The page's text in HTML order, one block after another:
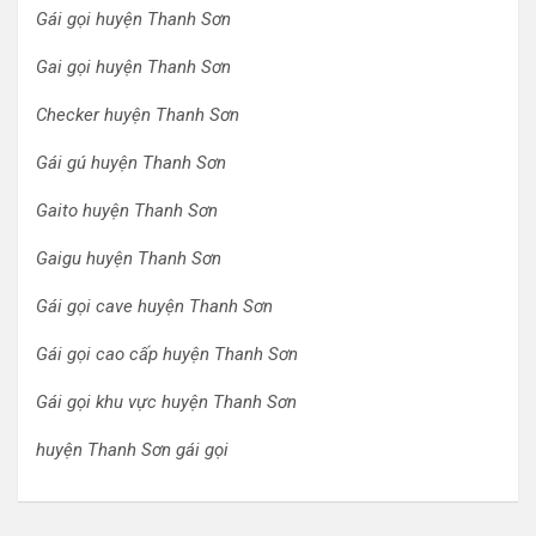
Gái gọi huyện Thanh Sơn
Gai gọi huyện Thanh Sơn
Checker huyện Thanh Sơn
Gái gú huyện Thanh Sơn
Gaito huyện Thanh Sơn
Gaigu huyện Thanh Sơn
Gái gọi cave huyện Thanh Sơn
Gái gọi cao cấp huyện Thanh Sơn
Gái gọi khu vực huyện Thanh Sơn
huyện Thanh Sơn gái gọi